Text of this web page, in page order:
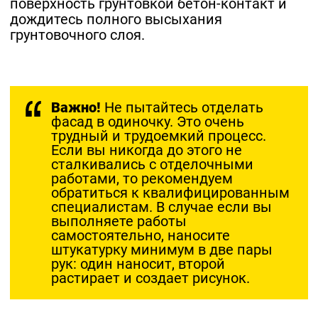
поверхность грунтовкой бетон-контакт и
дождитесь полного высыхания
грунтовочного слоя.
Важно! Не пытайтесь отделать
фасад в одиночку. Это очень
трудный и трудоемкий процесс.
Если вы никогда до этого не
сталкивались с отделочными
работами, то рекомендуем
обратиться к квалифицированным
специалистам. В случае если вы
выполняете работы
самостоятельно, наносите
штукатурку минимум в две пары
рук: один наносит, второй
растирает и создает рисунок.